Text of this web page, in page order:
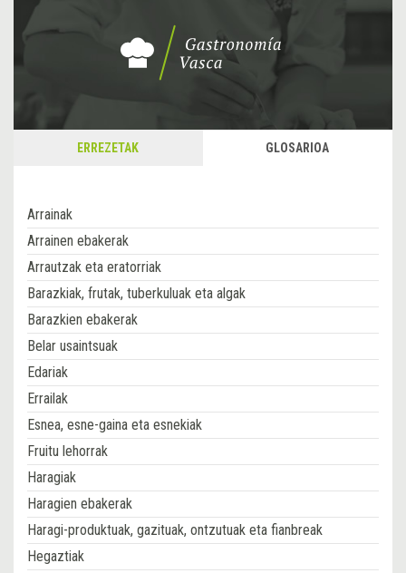
ERREZETAK GLOSARIOA
Arrainak
Arrainen ebakerak
Arrautzak eta eratorriak
Barazkiak, frutak, tuberkuluak eta algak
Barazkien ebakerak
Belar usaintsuak
Edariak
Errailak
Esnea, esne-gaina eta esnekiak
Fruitu lehorrak
Haragiak
Haragien ebakerak
Haragi-produktuak, gazituak, ontzutuak eta fianbreak
Hegaztiak